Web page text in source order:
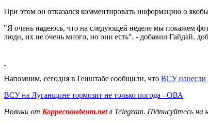
При этом он отказался комментировать информацию о
"Я очень надеюсь, что на следующей неделе мы покажем
люди, их не очень много, но они есть", - добавил Гайдай,
Напомним, сегодня в Генштабе сообщили, что ВСУ нанесли
ВСУ на Луганщине тормозит не только погода - ОВА
Новини от Корреспондент.netв Telegram. Підписуйтесь на